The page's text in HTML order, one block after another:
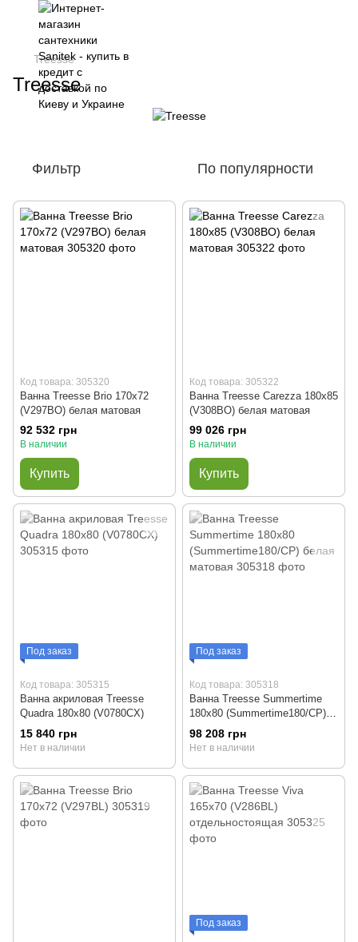
Treesse
Treesse
Фильтр По популярности
Код товара: 305320
Ванна Treesse Brio 170x72
(V297BO) белая матовая
92 532 грн
В наличии
Купить
Код товара: 305322
Ванна Treesse Carezza 180x85
(V308BO) белая матовая
99 026 грн
В наличии
Купить
Под заказ
Код товара: 305315
Ванна акриловая Treesse
Quadra 180x80 (V0780CX)
15 840 грн
Нет в наличии
Под заказ
Код товара: 305318
Ванна Treesse Summertime
180x80 (Summertime180/CP)
белая матовая
98 208 грн
Нет в наличии
Под заказ